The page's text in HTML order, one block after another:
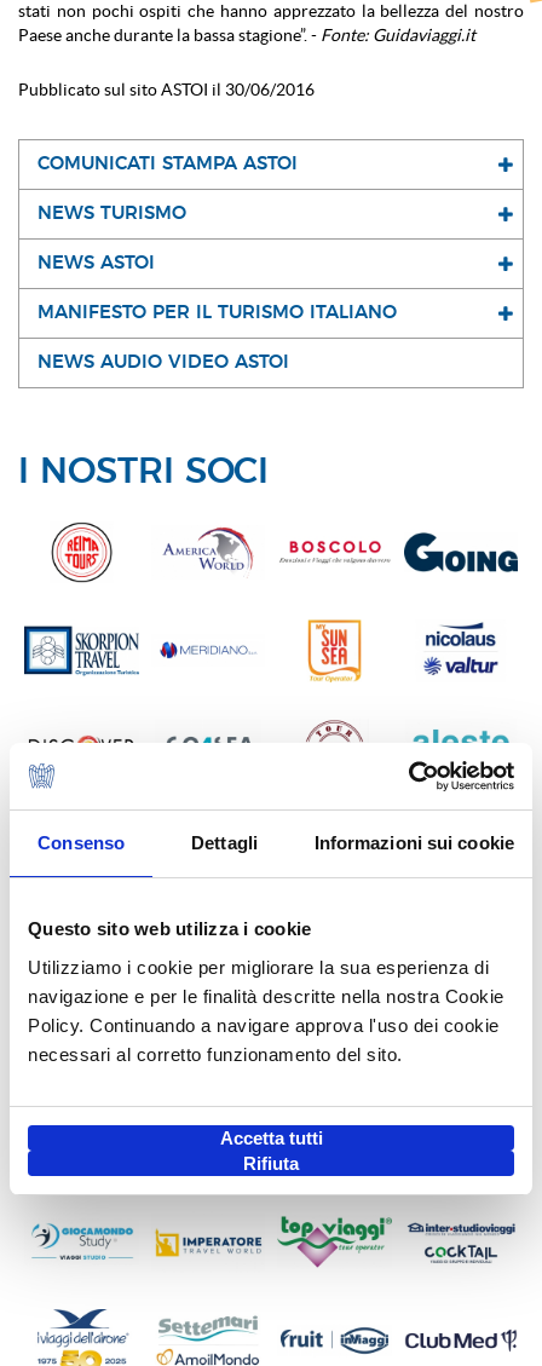
Consenso Dettagli Informazioni sui cookie
Questo sito web utilizza i cookie
Utilizziamo i cookie per migliorare la sua esperienza di
navigazione e per le finalità descritte nella nostra Cookie
Policy. Continuando a navigare approva l'uso dei cookie
necessari al corretto funzionamento del sito.
Accetta tutti
Rifiuta
stati non pochi ospiti che hanno apprezzato la bellezza del nostro
Paese anche durante la bassa stagione”. - Fonte: Guidaviaggi.it
Pubblicato sul sito ASTOI il 30/06/2016
COMUNICATI STAMPA ASTOI
NEWS TURISMO
NEWS ASTOI
MANIFESTO PER IL TURISMO ITALIANO
NEWS AUDIO VIDEO ASTOI
I NOSTRI SOCI